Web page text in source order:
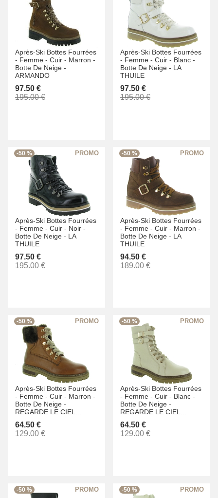
Après-Ski Bottes Fourrées
- Femme - Cuir - Marron -
Botte De Neige -
ARMANDO
97.50 €
195.00 €
Après-Ski Bottes Fourrées
- Femme - Cuir - Blanc -
Botte De Neige - LA
THUILE
97.50 €
195.00 €
-50 %
Après-Ski Bottes Fourrées
- Femme - Cuir - Noir -
Botte De Neige - LA
THUILE
97.50 €
195.00 €
-50 %
Après-Ski Bottes Fourrées
- Femme - Cuir - Marron -
Botte De Neige - LA
THUILE
94.50 €
189.00 €
-50 %
Après-Ski Bottes Fourrées
- Femme - Cuir - Marron -
Botte De Neige -
REGARDE LE CIEL...
64.50 €
129.00 €
-50 %
Après-Ski Bottes Fourrées
- Femme - Cuir - Blanc -
Botte De Neige -
REGARDE LE CIEL...
64.50 €
129.00 €
-50 % -50 %